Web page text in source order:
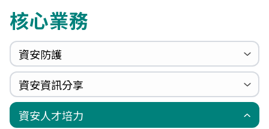
核心業務
資安防護
政府組態基準(GCB)
更新消息
資通安全弱點通報機制(VANS)
申請作業表單
端點偵測及應變機制(EDR)
相關文件與表單
零信任架構(ZTA)
相關文件與表單
國家資安聯防監控中心(N-SOC)
國家資安通報應變中心(N-CERT)
資安資訊分享
資安週報
資安季報
國際資安政策觀測
漏洞警示新聞
漏洞警訊公告
重大漏洞資訊
資安服務廠商評鑑
國家資安資訊分享與分析中心(N-ISAC)
資安人才培力